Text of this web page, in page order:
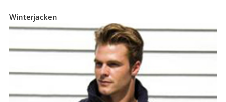
Winterjacken